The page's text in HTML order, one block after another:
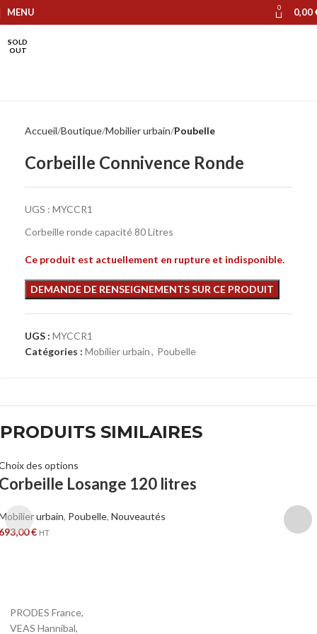
MENU 0 0,00
SOLD
OUT
Accueil Boutique Mobilier urbain Poubelle
Corbeille Connivence Ronde
UGS : MYCCR1
Corbeille ronde capacité 80 Litres
Ce produit est actuellement en rupture et indisponible.
UGS : MYCCR1
Catégories : Mobilier urbain, Poubelle
PRODUITS SIMILAIRES
des options
Losange 120 litres
urbain, Poubelle,Nouveautés
€ HT
PRODES France,
VEAS Hannibal,